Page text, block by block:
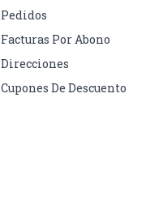
Pedidos
Facturas Por Abono
Direcciones
Cupones De Descuento